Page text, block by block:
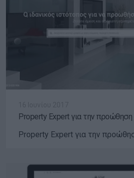
Property Expert για την προώθηση
Property Expert για την